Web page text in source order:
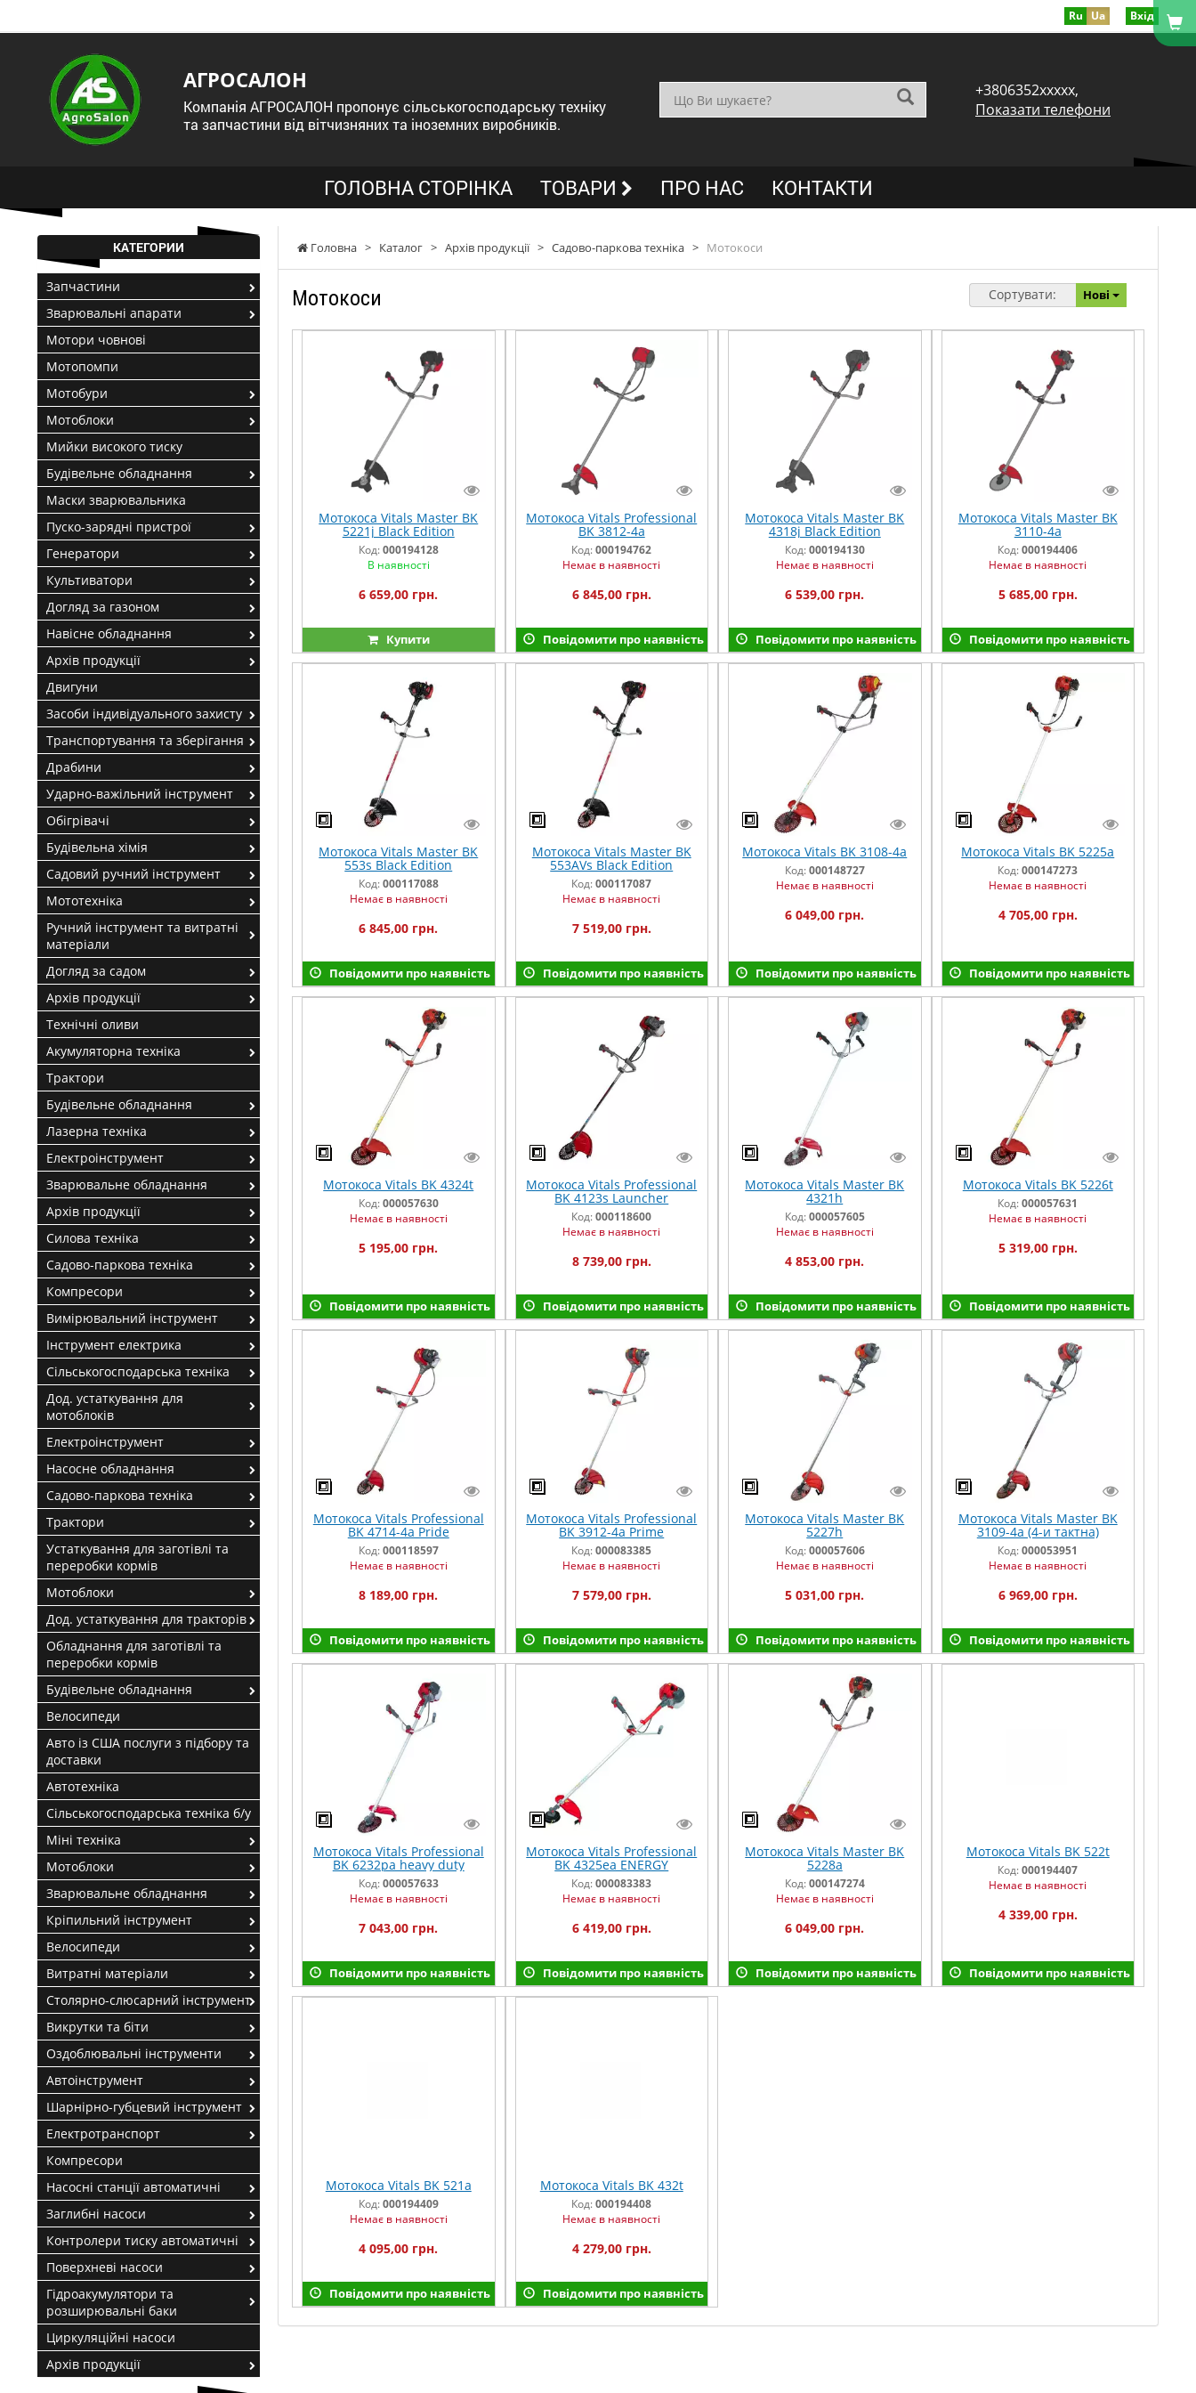
Ru Ua Вхід
АГРОСАЛОН
Компанія АГРОСАЛОН пропонує сільськогосподарську техніку
та запчастини від вітчизняних та іноземних виробників.
+3806352xxxxx,
Показати телефони
ГОЛОВНА СТОРІНКА ТОВАРИ ПРО НАС КОНТАКТИ
Головна > Каталог > Архів продукції > Садово-паркова техніка > Мотокоси
Мотокоси Сортувати: Нові
Мотокоса Vitals Master BK
5221j Black Edition
Код:000194128
В наявності
6 659,00 грн.
Купити
Мотокоса Vitals Professional
BK 3812-4a
Код:000194762
Немає в наявності
6 845,00 грн.
Повідомити про наявність
Мотокоса Vitals Master BK
4318j Black Edition
Код:000194130
Немає в наявності
6 539,00 грн.
Повідомити про наявність
Мотокоса Vitals Master BK
3110-4a
Код:000194406
Немає в наявності
5 685,00 грн.
Повідомити про наявність
Мотокоса Vitals Master BK
553s Black Edition
Код:000117088
Немає в наявності
6 845,00 грн.
Повідомити про наявність
Мотокоса Vitals Master BK
553AVs Black Edition
Код:000117087
Немає в наявності
7 519,00 грн.
Повідомити про наявність
Мотокоса Vitals BK 3108-4a
Код:000148727
Немає в наявності
6 049,00 грн.
Повідомити про наявність
Мотокоса Vitals BK 5225a
Код:000147273
Немає в наявності
4 705,00 грн.
Повідомити про наявність
Мотокоса Vitals BK 4324t
Код:000057630
Немає в наявності
5 195,00 грн.
Повідомити про наявність
Мотокоса Vitals Professional
BK 4123s Launcher
Код:000118600
Немає в наявності
8 739,00 грн.
Повідомити про наявність
Мотокоса Vitals Master BK
4321h
Код:000057605
Немає в наявності
4 853,00 грн.
Повідомити про наявність
Мотокоса Vitals BK 5226t
Код:000057631
Немає в наявності
5 319,00 грн.
Повідомити про наявність
Мотокоса Vitals Professional
BK 4714-4a Pride
Код:000118597
Немає в наявності
8 189,00 грн.
Повідомити про наявність
Мотокоса Vitals Professional
BK 3912-4a Prime
Код:000083385
Немає в наявності
7 579,00 грн.
Повідомити про наявність
Мотокоса Vitals Master BK
5227h
Код:000057606
Немає в наявності
5 031,00 грн.
Повідомити про наявність
Мотокоса Vitals Master BK
3109-4a (4-и тактна)
Код:000053951
Немає в наявності
6 969,00 грн.
Повідомити про наявність
Мотокоса Vitals Professional
BK 6232pa heavy duty
Код:000057633
Немає в наявності
7 043,00 грн.
Повідомити про наявність
Мотокоса Vitals Professional
BK 4325ea ENERGY
Код:000083383
Немає в наявності
6 419,00 грн.
Повідомити про наявність
Мотокоса Vitals Master BK
5228a
Код:000147274
Немає в наявності
6 049,00 грн.
Повідомити про наявність
Мотокоса Vitals BK 522t
Код:000194407
Немає в наявності
4 339,00 грн.
Повідомити про наявність
Мотокоса Vitals BK 521a
Код:000194409
Немає в наявності
4 095,00 грн.
Повідомити про наявність
Мотокоса Vitals BK 432t
Код:000194408
Немає в наявності
4 279,00 грн.
Повідомити про наявність
КАТЕГОРИИ
Запчастини
Зварювальні апарати
Мотори човнові
Мотопомпи
Мотобури
Мотоблоки
Мийки високого тиску
Будівельне обладнання
Маски зварювальника
Пуско-зарядні пристрої
Генератори
Культиватори
Догляд за газоном
Навісне обладнання
Архів продукції
Двигуни
Засоби індивідуального захисту
Транспортування та зберігання
Драбини
Ударно-важільний інструмент
Обігрівачі
Будівельна хімія
Садовий ручний інструмент
Мототехніка
Ручний інструмент та витратні
матеріали
Догляд за садом
Архів продукції
Технічні оливи
Акумуляторна техніка
Трактори
Будівельне обладнання
Лазерна техніка
Електроінструмент
Зварювальне обладнання
Архів продукції
Силова техніка
Садово-паркова техніка
Компресори
Вимірювальний інструмент
Інструмент електрика
Сільськогосподарська техніка
Дод. устаткування для
мотоблоків
Електроінструмент
Насосне обладнання
Садово-паркова техніка
Трактори
Устаткування для заготівлі та
переробки кормів
Мотоблоки
Дод. устаткування для тракторів
Обладнання для заготівлі та
переробки кормів
Будівельне обладнання
Велосипеди
Авто із США послуги з підбору та
доставки
Автотехніка
Сільськогосподарська техніка б/у
Міні техніка
Мотоблоки
Зварювальне обладнання
Кріпильний інструмент
Велосипеди
Витратні матеріали
Столярно-слюсарний інструмент
Викрутки та біти
Оздоблювальні інструменти
Автоінструмент
Шарнірно-губцевий інструмент
Електротранспорт
Компресори
Насосні станції автоматичні
Заглибні насоси
Контролери тиску автоматичні
Поверхневі насоси
Гідроакумулятори та
розширювальні баки
Циркуляційні насоси
Архів продукції